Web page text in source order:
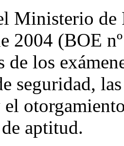
Ministerio
2004 (BOE
de los
seguridad,
aptitud.